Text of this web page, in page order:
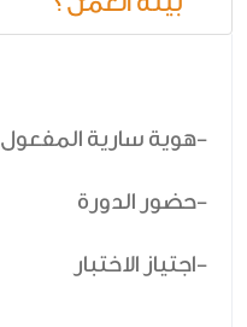
-هوية سارية المفعول
-حضور الدورة
-اجتياز الاختبار